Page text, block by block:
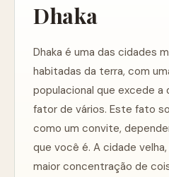
Dhaka
Dhaka é uma das cidades
habitadas da terra, com
populacional que excede a
fator de vários. Este fato
como um convite,
que você é. A cidade velha,
maior concentração de